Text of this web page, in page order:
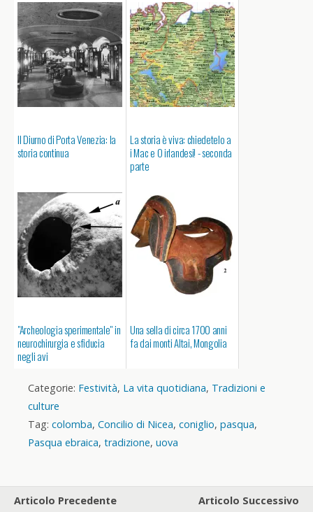
Il Diurno di Porta Venezia: la
storia continua
La storia è viva: chiedetelo a
i Mac e O irlandesi! - seconda
parte
"Archeologia sperimentale" in
neurochirurgia e sfiducia
negli avi
Una sella di circa 1700 anni
fa dai monti Altai, Mongolia
Categorie: Festività, La vita quotidiana, Tradizioni e
culture
Tag: colomba, Concilio di Nicea, coniglio, pasqua,
Pasqua ebraica, tradizione, uova
Articolo Precedente
Articolo Successivo